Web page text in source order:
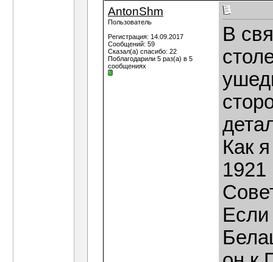
AntonShm
Пользователь
Регистрация: 14.09.2017
Сообщений: 59
Сказал(а) спасибо: 22
Поблагодарили 5 раз(а) в 5
сообщениях
В
Как
1921
Если